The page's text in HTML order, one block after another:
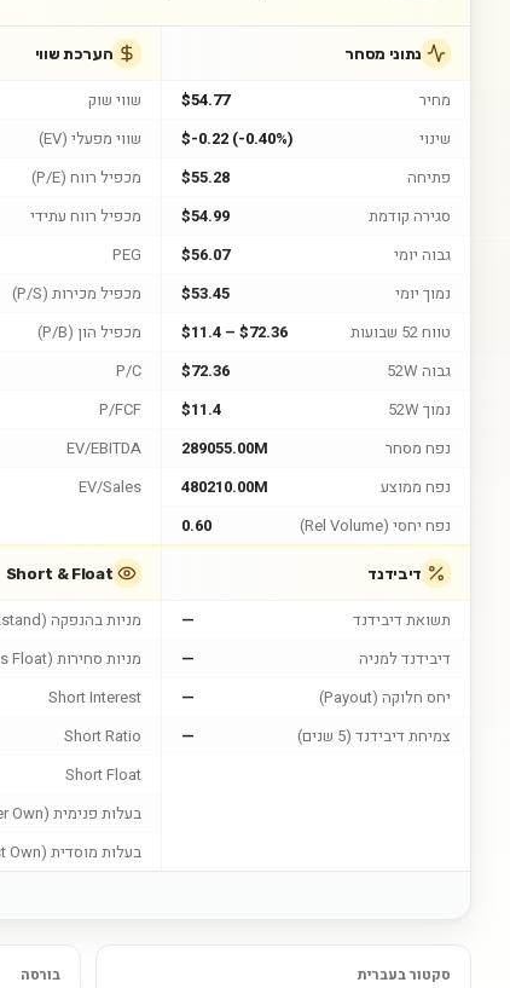
נתוני מסחר
מחיר
$54.77
שינוי
$-0.22 (-0.40%)
פתיחה
$55.28
סגירה קודמת
$54.99
גבוה יומי
$56.07
נמוך יומי
$53.45
טווח 52 שבועות
$11.4 – $72.36
גבוה 52W
$72.36
נמוך 52W
$11.4
נפח מסחר
289055.00M
נפח ממוצע
480210.00M
נפח יחסי (Rel Volume)
0.60
הערכת שווי
שווי שוק
שווי מפעלי (EV)
מכפיל רווח (P/E)
מכפיל רווח עתידי
PEG
מכפיל מכירות (P/S)
מכפיל הון (P/B)
P/C
P/FCF
EV/EBITDA
EV/Sales
דיבידנד
תשואת דיבידנד
—
דיבידנד למניה
—
יחס חלוקה (Payout)
—
צמיחת דיבידנד (5 שנים)
—
Short & Float
מניות בהנפקה (Shs Outstand)
מניות סחירות (Shs Float)
Short Interest
Short Ratio
Short Float
בעלות פנימית (Insider Own)
בעלות מוסדית (Inst Own)
סקטור בעברית בורסה